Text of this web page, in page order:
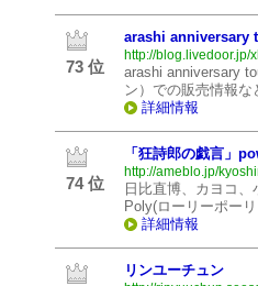
73 位
arashi anniversary
http://blog.livedoor.jp/
arashi anniversary
ン）での販売情報な
詳細情報
74 位
「狂詩郎の戯言」
http://ameblo.jp/
日比直博、カヨコ
Poly(ローリーポー
詳細情報
リンユーチュン